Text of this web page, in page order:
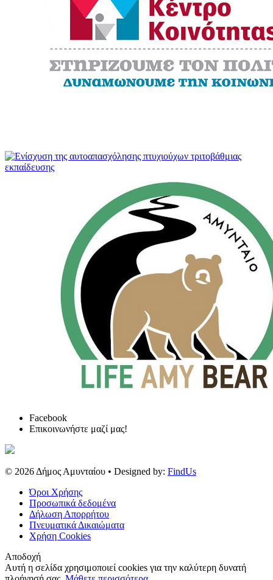
Facebook
Επικοινωνήστε μαζί μας!
© 2026 Δήμος Αμυνταίου • Designed by: FindUs
Όροι Χρήσης
Προσωπικά δεδομένα
Δήλωση Απορρήτου
Πνευματικά Δικαιώματα
Χρήση Cookies
Αποδοχή
Αυτή η σελίδα χρησιμοποιεί cookies για την καλύτερη δυνατή